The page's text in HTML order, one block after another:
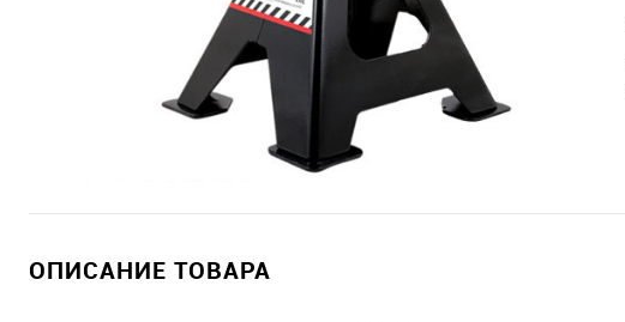
ОПИСАНИЕ ТОВАРА